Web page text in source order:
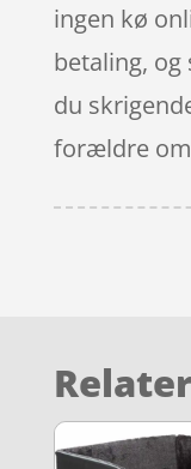
ingen kø
betaling, og
du
forældre om